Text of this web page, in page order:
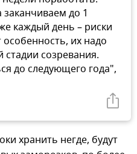
до 1
каждый день – риски
их надо
созревания.
до следующего года",
хранить негде, будут